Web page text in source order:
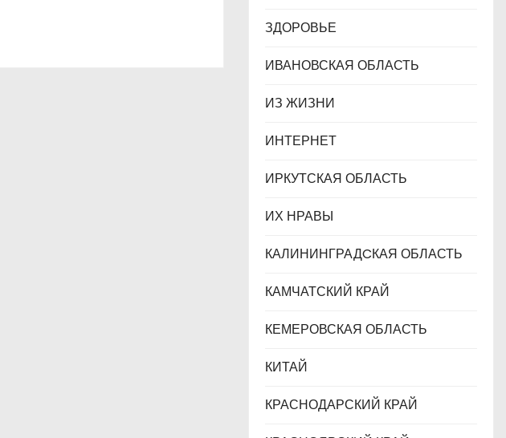
ЗДОРОВЬЕ
ИВАНОВСКАЯ ОБЛАСТЬ
ИЗ ЖИЗНИ
ИНТЕРНЕТ
ИРКУТСКАЯ ОБЛАСТЬ
ИХ НРАВЫ
КАЛИНИНГРАДCКАЯ ОБЛАСТЬ
КАМЧАТСКИЙ КРАЙ
КЕМЕРОВСКАЯ ОБЛАСТЬ
КИТАЙ
КРАСНОДАРСКИЙ КРАЙ